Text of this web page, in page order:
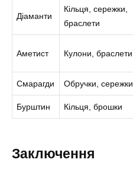
Діаманти
Кільця, сережки,
браслети
Аметист Кулони, браслети
Смарагди Обручки, сережки
Бурштин Кільця, брошки
Заключення